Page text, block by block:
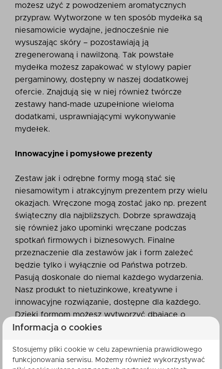
możesz użyć z powodzeniem aromatycznych
przypraw. Wytworzone w ten sposób mydełka są
niesamowicie wydajne, jednocześnie nie
wysuszając skóry – pozostawiają ją
zregenerowaną i nawilżoną. Tak powstałe
mydełka możesz zapakować w stylowy papier
pergaminowy, dostępny w naszej dodatkowej
ofercie. Znajdują się w niej również twórcze
zestawy hand-made uzupełnione wieloma
dodatkami, usprawniającymi wykonywanie
mydełek.
Innowacyjne i pomysłowe prezenty
Zestaw jak i odrębne formy mogą stać się
niesamowitym i atrakcyjnym prezentem przy wielu
okazjach. Wręczone mogą zostać jako np. prezent
świąteczny dla najbliższych. Dobrze sprawdzają
się również jako upominki wręczane podczas
spotkań firmowych i biznesowych. Finalne
przeznaczenie dla zestawów jak i form zależeć
będzie tylko i wyłącznie od Państwa potrzeb.
Pasują doskonale do niemal każdego wydarzenia.
Nasz produkt to nietuzinkowe, kreatywne i
innowacyjne rozwiązanie, dostępne dla każdego.
Dzięki formom możesz wytworzyć dbające o
Twoją skórę, stylowe i efektywne produkty w
Zachęcamy, aby zwrócić uwagę na komponenty
uzupełniające nasze formy. Dzięki nim uzyskasz
Informacja o cookies
Stosujemy pliki cookie w celu zapewnienia prawidłowego
funkcjonowania serwisu. Możemy również wykorzystywać